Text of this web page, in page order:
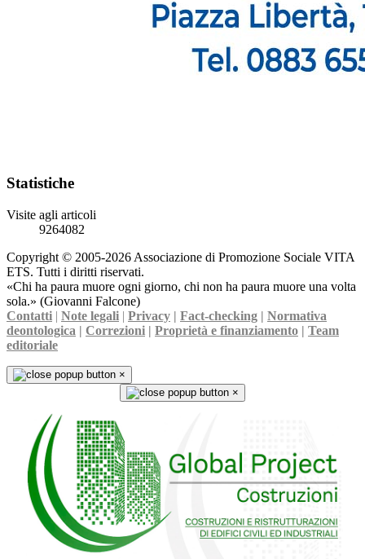
Statistiche
Visite agli articoli
9264082
Copyright © 2005-2026 Associazione di Promozione Sociale VITA
ETS. Tutti i diritti riservati.
«Chi ha paura muore ogni giorno, chi non ha paura muore una volta
sola.» (Giovanni Falcone)
Contatti | Note legali | Privacy | Fact-checking | Normativa
deontologica | Correzioni | Proprietà e finanziamento | Team
editoriale
×
×